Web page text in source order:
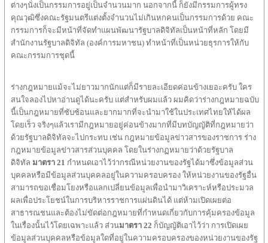
ต่างๆนั่งเป็นกรรมการอยู่เป็นจำนวนมาก นอกจากนี้ ก็ยังมีกรรมการผู้ทรง
คุณวุฒิซึ่งคณะรัฐมนตรีแต่งตั้งจำนวนไม่เกินหกคนเป็นกรรมการด้วย คณะ
กรรมการก็จะมีหน้าที่จัดทำแผนพัฒนารัฐบาลดิจิทัลเป็นหน้าที่หลัก โดยมี
สำนักงานรัฐบาลดิจิทัล (องค์การมหาชน) ทำหน้าที่เป็นหน่วยธุรการให้กับ
คณะกรรมการชุดนี้
ร่างกฎหมายแม้จะไม่ยาวมากนักแต่ก็มีรายละเอียดค่อนข้างเยอะครับ ใคร
สนใจลองไปหาอ่านดูได้นะครับ แต่สำหรับผมแล้ว ผมคิดว่าร่างกฎหมายฉบับ
นี้เป็นกฎหมายที่ซับซ้อนและยากมากที่จะนำมาใช้ในประเทศไทยให้ได้ผล
โดยเร็ว จริงๆแล้วเรามีกฎหมายอยู่ค่อนข้างมากที่มีบทบัญญัติที่กฎหมายว่า
ด้วยรัฐบาลดิจิทัลจะไปกระทบ เช่น กฎหมายข้อมูลข่าวสารของราชการ ร่าง
กฎหมายข้อมูลข่าวสารส่วนบุคคล โดยในร่างกฏหมายว่าด้วยรัฐบาล
ดิจิทัล มาตรา 21 กำหนดเอาไว้ว่ากรณีหน่วยงานของรัฐได้มาซึ่งข้อมูลส่วน
บุคคลหรือมีข้อมูลส่วนบุคคลอยู่ในความครอบครอง ให้หน่วยงานของรัฐอื่น
สามารถขอเชื่อมโยงหรือแลกเปลี่ยนข้อมูลเพื่อนำมาวิเคราะห์หรือประมวล
ผลเพื่อประโยชน์ในการบริหารราชการแผ่นดินได้ แต่ห้ามเปิดเผยต่อ
สาธารณชนและต้องไม่ขัดต่อกฎหมายที่กำหนดเกี่ยวกับการคุ้มครองข้อมูล
ในเรื่องนั้นไว้โดยเฉพาะแล้ว ส่วนมาตรา 22 ก็บัญญัติเอาไว้ว่า การเปิดเผย
ข้อมูลส่วนบุคคลหรือข้อมูลใดที่อยู่ในความครอบครองของหน่วยงานของรัฐ